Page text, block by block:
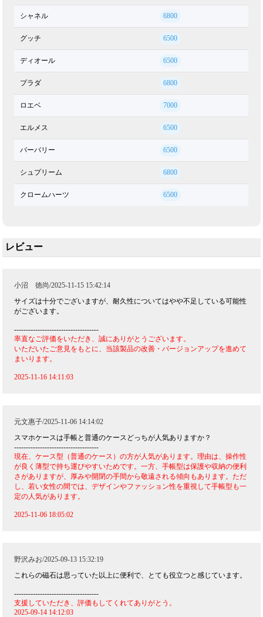
シャネル 6800
グッチ 6500
ディオール 6500
プラダ 6800
ロエベ 7000
エルメス 6500
バーバリー 6500
シュプリーム 6800
クロームハーツ 6500
レビュー
小沼 徳尚/2025-11-15 15:42:14
サイズは十分でございますが、耐久性についてはやや不足している可能性
がございます。
------------------------------------
率直なご評価をいただき、誠にありがとうございます。
いただいたご意見をもとに、当該製品の改善・バージョンアップを進めて
まいります。
2025-11-16 14:11:03
元文惠子/2025-11-06 14:14:02
スマホケースは手帳と普通のケースどっちが人気ありますか？
------------------------------------
現在、ケース型（普通のケース）の方が人気があります。理由は、操作性
が良く薄型で持ち運びやすいためです。一方、手帳型は保護や収納の便利
さがありますが、厚みや開閉の手間から敬遠される傾向もあります。ただ
し、若い女性の間では、デザインやファッション性を重視して手帳型も一
定の人気があります。
2025-11-06 18:05:02
野沢みお/2025-09-13 15:32:19
これらの磁石は思っていた以上に便利で、とても役立つと感じています。
------------------------------------
支援していただき、評価もしてくれてありがとう。
2025-09-14 14:12:03